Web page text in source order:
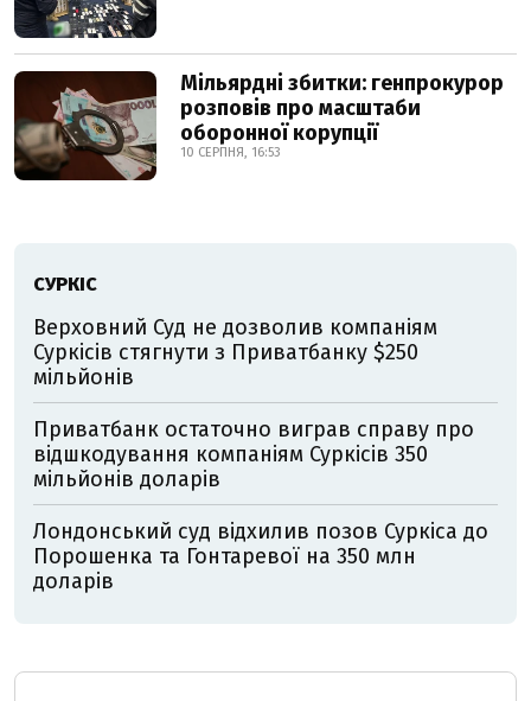
Мільярдні збитки: генпрокурор
розповів про масштаби
оборонної корупції
10 СЕРПНЯ, 16:53
СУРКІС
Верховний Суд не дозволив компаніям
Суркісів стягнути з Приватбанку $250
мільйонів
Приватбанк остаточно виграв справу про
відшкодування компаніям Суркісів 350
мільйонів доларів
Лондонський суд відхилив позов Суркіса до
Порошенка та Гонтаревої на 350 млн
доларів